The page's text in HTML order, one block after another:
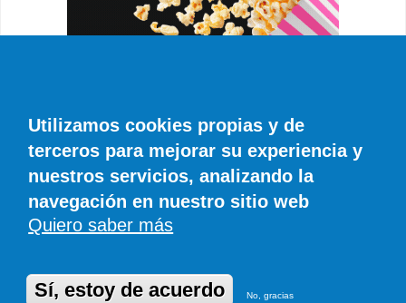
© SIROCO INFORMACIÓN SL | Tel. 828 081 655 | Móvil y WhatsApp 606 845
886 |info@diariodelanzarote.com
Publicidad
Aviso legal| Política de cookies
Utilizamos cookies propias y de
terceros para mejorar su experiencia y
nuestros servicios, analizando la
navegación en nuestro sitio web
Quiero saber más
Sí, estoy de acuerdo No, gracias